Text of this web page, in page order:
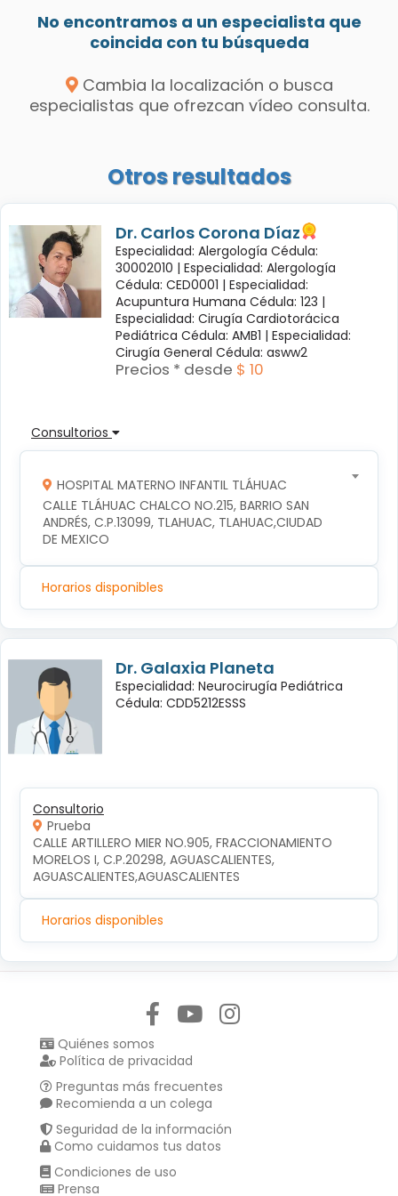
No encontramos a un especialista que
coincida con tu búsqueda
Cambia la localización o busca
especialistas que ofrezcan vídeo consulta.
Otros resultados
Dr. Carlos Corona Díaz
Especialidad: Alergología Cédula:
30002010 | Especialidad: Alergología
Cédula: CED0001 | Especialidad:
Acupuntura Humana Cédula: 123 |
Especialidad: Cirugía Cardiotorácica
Pediátrica Cédula: AMB1 | Especialidad:
Cirugía General Cédula: asww2
Precios * desde $ 10
Consultorios
HOSPITAL MATERNO INFANTIL TLÁHUAC
CALLE TLÁHUAC CHALCO NO.215, BARRIO SAN
ANDRÉS, C.P.13099, TLAHUAC, TLAHUAC,CIUDAD
DE MEXICO
Horarios disponibles
Dr. Galaxia Planeta
Especialidad: Neurocirugía Pediátrica
Cédula: CDD5212ESSS
Consultorio
Prueba
CALLE ARTILLERO MIER NO.905, FRACCIONAMIENTO
MORELOS I, C.P.20298, AGUASCALIENTES,
AGUASCALIENTES,AGUASCALIENTES
Horarios disponibles
Quiénes somos
Política de privacidad
Preguntas más frecuentes
Recomienda a un colega
Seguridad de la información
Como cuidamos tus datos
Condiciones de uso
Prensa